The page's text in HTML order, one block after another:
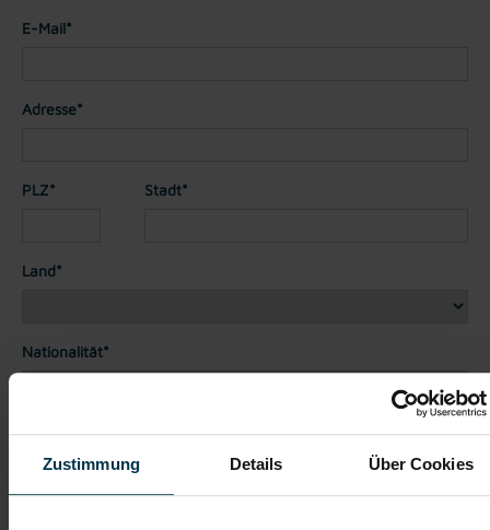
Zustimmung Details Über Cookies
E-Mail*
Adresse*
PLZ* Stadt*
Land*
Nationalität*
Telefon*